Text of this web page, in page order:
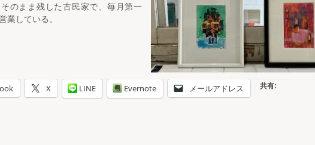
のまま残した古民家で、毎月第一
業している。
共有:
X LINE Evernote メールアドレス